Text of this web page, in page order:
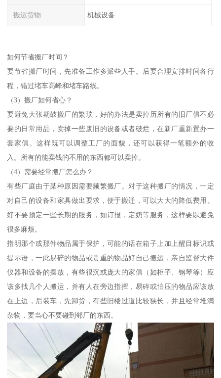
搬运货物 机械设备
如何节省搬厂时间？
要节省搬厂时间，先准备工作多派些人手。后要合理安排时间各行
程，错过堵车高峰和堵车路线。
（3）搬厂如何省心？
要避免大张期鼓搬厂的繁琐，好的办法是卖掉历所有的旧厂俱不必
要的日常用品，卖掉一些废旧的设备或者破烂，在新厂重新置办一
套家俱。这样既可以调整工厂的面貌，还可以获得一笔额外的收
入。所有的能卖钱的不用的东西都可以卖掉。
（4）需要经常搬厂怎么办？
有些厂庭由于某种原因需要频繁搬厂。对于这种搬厂的情况，一定
对自己的设备和家具做出要求，便于搬迁，可以大大的降低费用。
好不要预定一些长期的服务，如订报，定奶等服务，这样要以避免
很多麻烦。
指明那个或那件物品属于保护，可能的话在箱子上加上醒目标识或
提示语，一此易碎的物品或贵重的物品好自己搬运，亲自监督大件
仪器和设备的摆放，有些很沉或庞大的家俱（如柜子、钢琴等）应
该多找几个人搬运，并有人在旁边指挥，易碎或怕压的物品应该放
在上边，后装车，先卸货，有些旧楼过道比较狭长，并且经常堆满
杂物，要当心不要碰到邻厂的东西。